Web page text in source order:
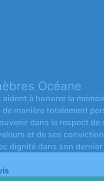
Océane
à honorer la
manière totalement
dans le respect de
et de ses
dignité dans son